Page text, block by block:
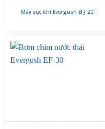
Máy sục khí Evergush EFJ-20T